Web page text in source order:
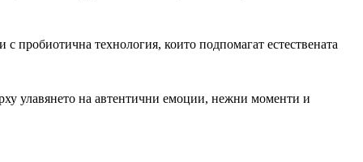
пробиотична технология, които подпомагат естествената
улавянето на автентични емоции, нежни моменти и